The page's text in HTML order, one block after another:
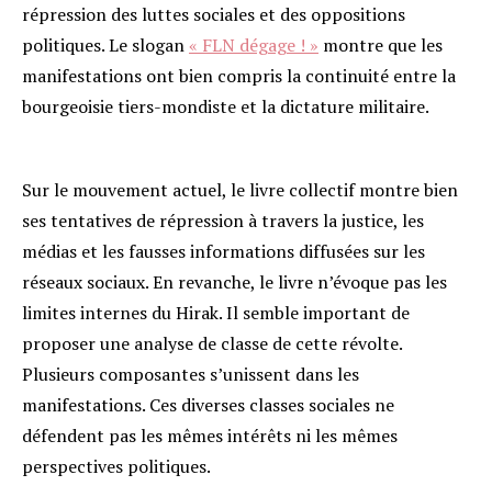
répression des luttes sociales et des oppositions
politiques. Le slogan« FLN dégage ! » montre que les
manifestations ont bien compris la continuité entre la
bourgeoisie tiers-mondiste et la dictature militaire.
Sur le mouvement actuel, le livre collectif montre bien
ses tentatives de répression à travers la justice, les
médias et les fausses informations diffusées sur les
réseaux sociaux. En revanche, le livre n’évoque pas les
limites internes du Hirak. Il semble important de
proposer une analyse de classe de cette révolte.
Plusieurs composantes s’unissent dans les
manifestations. Ces diverses classes sociales ne
défendent pas les mêmes intérêts ni les mêmes
perspectives politiques.